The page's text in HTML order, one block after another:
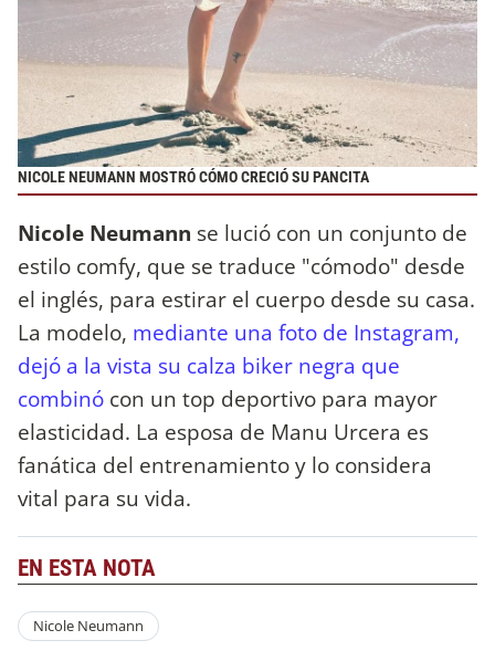
NICOLE NEUMANN MOSTRÓ CÓMO CRECIÓ SU PANCITA
Nicole Neumann se lució con un conjunto de
estilo comfy, que se traduce "cómodo" desde
el inglés, para estirar el cuerpo desde su casa.
La modelo, mediante una foto de Instagram,
dejó a la vista su calza biker negra que
combinó con un top deportivo para mayor
elasticidad. La esposa de Manu Urcera es
fanática del entrenamiento y lo considera
vital para su vida.
EN ESTA NOTA
Nicole Neumann